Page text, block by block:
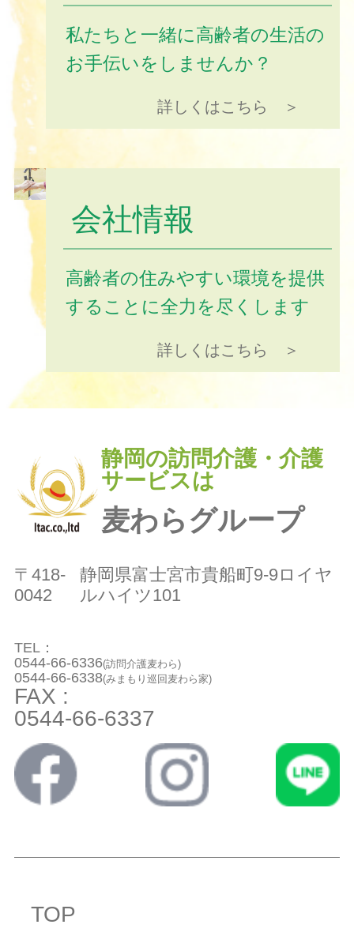
私たちと一緒に高齢者の生活の
お手伝いをしませんか？
詳しくはこちら ＞
会社情報
高齢者の住みやすい環境を提供
することに全力を尽くします
詳しくはこちら ＞
静岡の訪問介護・介護
サービスは
麦わらグループ
〒418-
0042
静岡県富士宮市貴船町9-9ロイヤ
ルハイツ101
TEL：
0544-66-6336(訪問介護麦わら)
0544-66-6338(みまもり巡回麦わら家)
FAX :
0544-66-6337
TOP